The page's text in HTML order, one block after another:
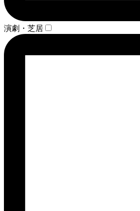
演劇・芝居